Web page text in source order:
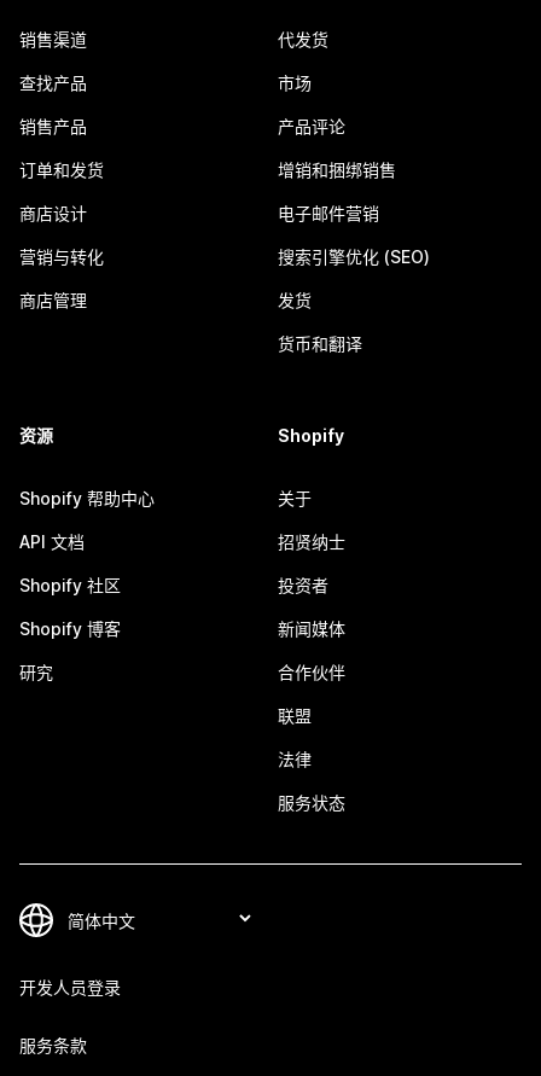
销售渠道
查找产品
销售产品
订单和发货
商店设计
营销与转化
商店管理
代发货
市场
产品评论
增销和捆绑销售
电子邮件营销
搜索引擎优化 (SEO)
发货
货币和翻译
资源
Shopify 帮助中心
API 文档
Shopify 社区
Shopify 博客
研究
Shopify
关于
招贤纳士
投资者
新闻媒体
合作伙伴
联盟
法律
服务状态
开发人员登录
服务条款